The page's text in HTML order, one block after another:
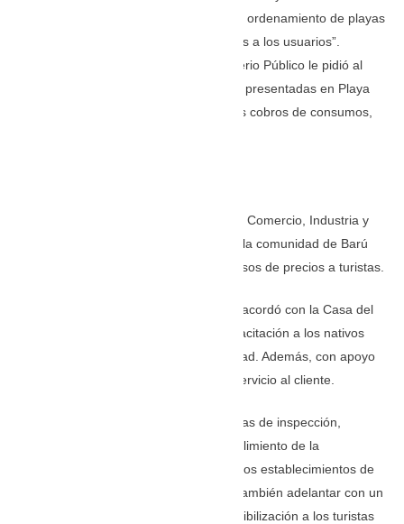
solicitado a Dau implementar el plan de ordenamiento de playas
con el fin de brindar “todas las garantías a los usuarios”.
En desarrollo de la actuación, el Ministerio Público le pidió al
alcalde un informe sobre las denuncias presentadas en Playa
Blanca relacionadas con excesos en los cobros de consumos,
A inicios de septiembre, el Ministerio de Comercio, Industria y
Turismo arrancó mesas de trabajo con la comunidad de Barú
para definir las acciones contra los abusos de precios a turistas.
En la misma, de manera preliminar, se acordó con la Casa del
Consumidor de la SIC jornadas de capacitación a los nativos
sobre la regulación de precios y legalidad. Además, con apoyo
de los gremios, capacitaciones sobre servicio al cliente.
La SIC se comprometió en realizar visitas de inspección,
vigilancia y control para revisar el cumplimiento de la
información e indicación de precios en los establecimientos de
comercios ubicados en Playa Blanca. También adelantar con un
equipo delegado la socialización y sensibilización a los turistas